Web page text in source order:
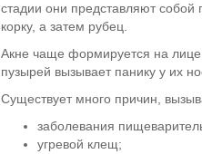
стадии они представляют собой
корку, а затем рубец.
Акне чаще формируется на
пузырей вызывает панику у их
Существует много причин,
заболевания
угревой клещ;